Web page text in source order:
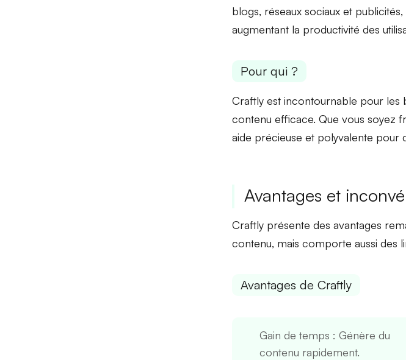
blogs, réseaux sociaux et
augmentant la productivité des
Pour qui ?
Craftly est incontournable pour les
contenu efficace. Que vous soyez
aide précieuse et polyvalente pour
Avantages et
Craftly présente des avantages
contenu, mais comporte aussi des
Avantages de Craftly
Gain de temps : Génère du
contenu rapidement.